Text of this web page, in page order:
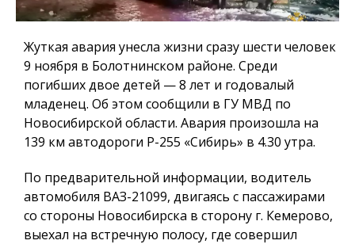
Жуткая авария унесла жизни сразу шести человек
9 ноября в Болотнинском районе. Среди
погибших двое детей — 8 лет и годовалый
младенец. Об этом сообщили в ГУ МВД по
Новосибирской области. Авария произошла на
139 км автодороги Р-255 «Сибирь» в 4.30 утра.
По предварительной информации, водитель
автомобиля ВАЗ-21099, двигаясь с пассажирами
со стороны Новосибирска в сторону г. Кемерово,
выехал на встречную полосу, где совершил